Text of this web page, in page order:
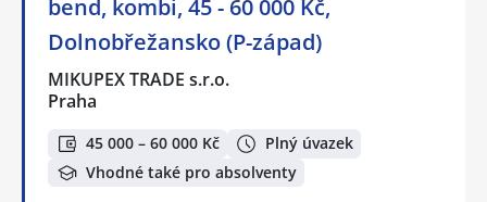
bend, kombi, 45 - 60 000 Kč,
Dolnobřežansko (P-západ)
MIKUPEX TRADE s.r.o.
Praha
45 000 – 60 000 Kč
Plný úvazek
Vhodné také pro absolventy